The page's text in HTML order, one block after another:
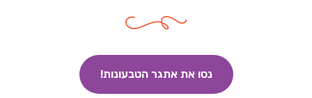
נסו את אתגר הטבעונות!